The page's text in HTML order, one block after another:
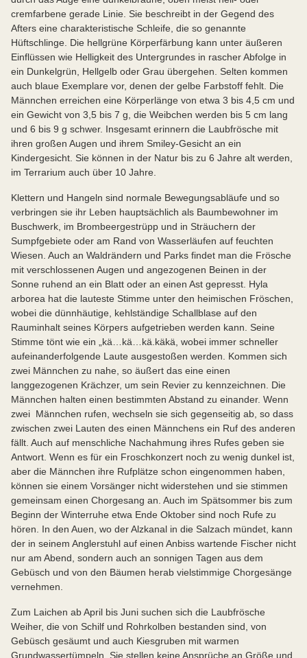
cremfarbene gerade Linie. Sie beschreibt in der Gegend des
Afters eine charakteristische Schleife, die so genannte
Hüftschlinge. Die hellgrüne Körperfärbung kann unter äußeren
Einflüssen wie Helligkeit des Untergrundes in rascher Abfolge in
ein Dunkelgrün, Hellgelb oder Grau übergehen. Selten kommen
auch blaue Exemplare vor, denen der gelbe Farbstoff fehlt. Die
Männchen erreichen eine Körperlänge von etwa 3 bis 4,5 cm und
ein Gewicht von 3,5 bis 7 g, die Weibchen werden bis 5 cm lang
und 6 bis 9 g schwer. Insgesamt erinnern die Laubfrösche mit
ihren großen Augen und ihrem Smiley-Gesicht an ein
Kindergesicht. Sie können in der Natur bis zu 6 Jahre alt werden,
im Terrarium auch über 10 Jahre.
Klettern und Hangeln sind normale Bewegungsabläufe und so
verbringen sie ihr Leben hauptsächlich als Baumbewohner im
Buschwerk, im Brombeergestrüpp und in Sträuchern der
Sumpfgebiete oder am Rand von Wasserläufen auf feuchten
Wiesen. Auch an Waldrändern und Parks findet man die Frösche
mit verschlossenen Augen und angezogenen Beinen in der
Sonne ruhend an ein Blatt oder an einen Ast gepresst. Hyla
arborea hat die lauteste Stimme unter den heimischen Fröschen,
wobei die dünnhäutige, kehlständige Schallblase auf den
Rauminhalt seines Körpers aufgetrieben werden kann. Seine
Stimme tönt wie ein „kä…kä…kä.käkä, wobei immer schneller
aufeinanderfolgende Laute ausgestoßen werden. Kommen sich
zwei Männchen zu nahe, so äußert das eine einen
langgezogenen Krächzer, um sein Revier zu kennzeichnen. Die
Männchen halten einen bestimmten Abstand zu einander. Wenn
zwei Männchen rufen, wechseln sie sich gegenseitig ab, so dass
zwischen zwei Lauten des einen Männchens ein Ruf des anderen
fällt. Auch auf menschliche Nachahmung ihres Rufes geben sie
Antwort. Wenn es für ein Froschkonzert noch zu wenig dunkel ist,
aber die Männchen ihre Rufplätze schon eingenommen haben,
können sie einem Vorsänger nicht widerstehen und sie stimmen
gemeinsam einen Chorgesang an. Auch im Spätsommer bis zum
Beginn der Winterruhe etwa Ende Oktober sind noch Rufe zu
hören. In den Auen, wo der Alzkanal in die Salzach mündet, kann
der in seinem Anglerstuhl auf einen Anbiss wartende Fischer nicht
nur am Abend, sondern auch an sonnigen Tagen aus dem
Gebüsch und von den Bäumen herab vielstimmige Chorgesänge
vernehmen.
Zum Laichen ab April bis Juni suchen sich die Laubfrösche
Weiher, die von Schilf und Rohrkolben bestanden sind, von
Gebüsch gesäumt und auch Kiesgruben mit warmen
Grundwassertümpeln. Sie stellen keine Ansprüche an Größe und